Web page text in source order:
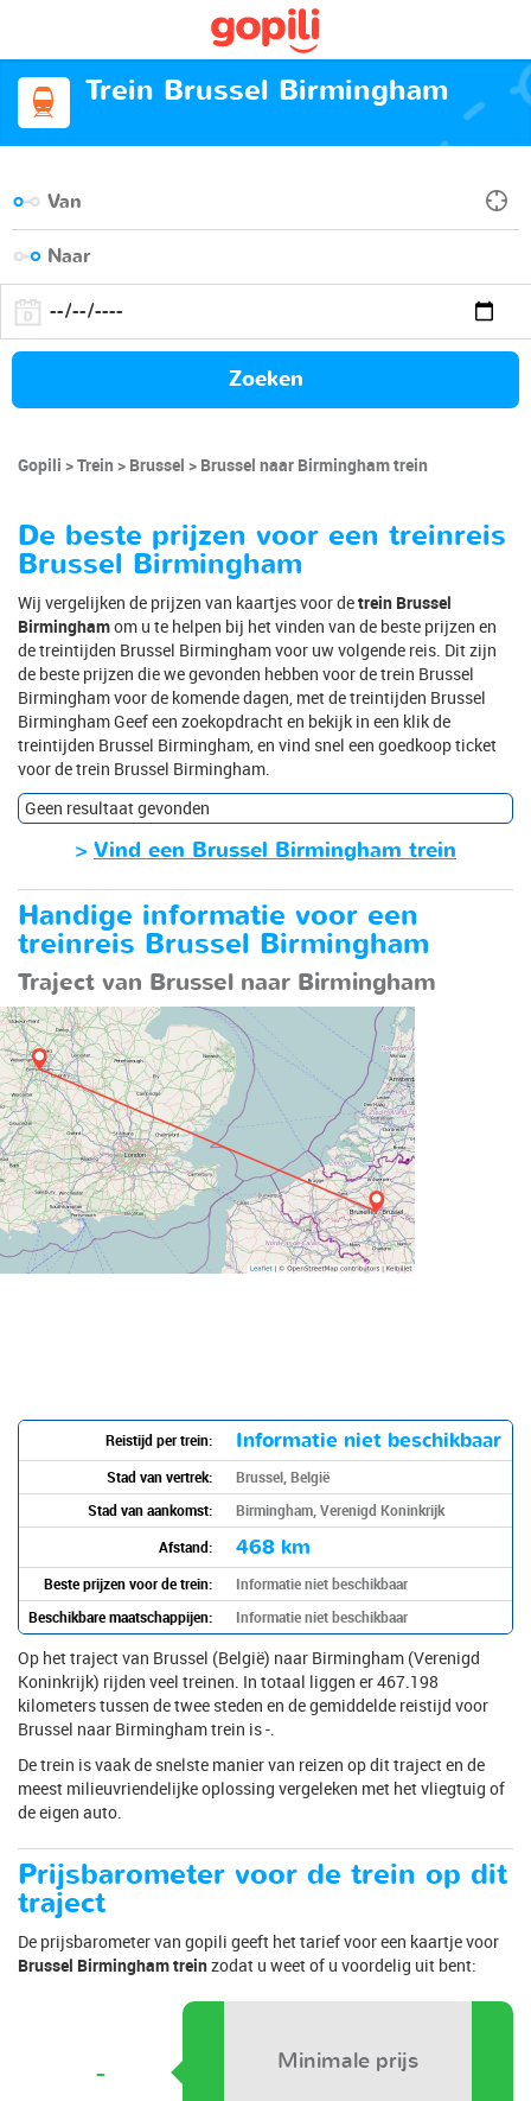
Trein Brussel Birmingham
Zoeken
Gopili Trein Brussel Brussel naar Birmingham trein
De beste prijzen voor een treinreis
Brussel Birmingham
Wij vergelijken de prijzen van kaartjes voor detrein Brussel
Birminghamom u te helpen bij het vinden van de beste prijzen en
de treintijden Brussel Birmingham voor uw volgende reis. Dit zijn
de beste prijzen die we gevonden hebben voor de trein Brussel
Birmingham voor de komende dagen, met de treintijden Brussel
Birmingham Geef een zoekopdracht en bekijk in een klik de
treintijden Brussel Birmingham, en vind snel een goedkoop ticket
voor de trein Brussel Birmingham.
Geen resultaat gevonden
> Vind een Brussel Birmingham trein
Handige informatie voor een
treinreis Brussel Birmingham
Traject van Brussel naar Birmingham
Reistijd per trein: Informatie niet beschikbaar
Stad van vertrek:
Brussel, België
Stad van aankomst:
Birmingham, Verenigd Koninkrijk
Afstand:
468 km
Beste prijzen voor de trein:
Informatie niet beschikbaar
Beschikbare maatschappijen:
Informatie niet beschikbaar
Op het traject van Brussel (België) naar Birmingham (Verenigd
Koninkrijk) rijden veel treinen. In totaal liggen er 467.198
kilometers tussen de twee steden en de gemiddelde reistijd voor
Brussel naar Birmingham trein is -.
De trein is vaak de snelste manier van reizen op dit traject en de
meest milieuvriendelijke oplossing vergeleken met het vliegtuig of
de eigen auto.
Prijsbarometer voor de trein op dit
traject
De prijsbarometer van gopili geeft het tarief voor een kaartje voor
Brussel Birmingham treinzodat u weet of u voordelig uit bent:
- Minimale prijs